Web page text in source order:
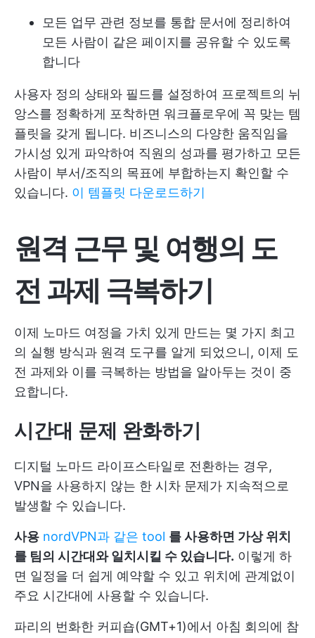
모든 업무 관련 정보를 통합 문서에 정리하여
모든 사람이 같은 페이지를 공유할 수 있도록
합니다
사용자 정의 상태와 필드를 설정하여 프로젝트의 뉘
앙스를 정확하게 포착하면 워크플로우에 꼭 맞는 템
플릿을 갖게 됩니다. 비즈니스의 다양한 움직임을
가시성 있게 파악하여 직원의 성과를 평가하고 모든
사람이 부서/조직의 목표에 부합하는지 확인할 수
있습니다. 이 템플릿 다운로드하기
원격 근무 및 여행의 도
전 과제 극복하기
이제 노마드 여정을 가치 있게 만드는 몇 가지 최고
의 실행 방식과 원격 도구를 알게 되었으니, 이제 도
전 과제와 이를 극복하는 방법을 알아두는 것이 중
요합니다.
시간대 문제 완화하기
디지털 노마드 라이프스타일로 전환하는 경우,
VPN을 사용하지 않는 한 시차 문제가 지속적으로
발생할 수 있습니다.
사용 nordVPN과 같은 tool 를 사용하면 가상 위치
를 팀의 시간대와 일치시킬 수 있습니다. 이렇게 하
면 일정을 더 쉽게 예약할 수 있고 위치에 관계없이
주요 시간대에 사용할 수 있습니다.
파리의 번화한 커피숍(GMT+1)에서 아침 회의에 참